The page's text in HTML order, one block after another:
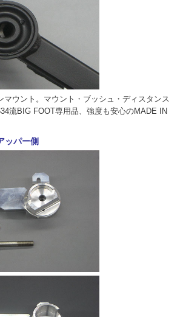
マウント。マウント・ブッシュ・ディスタンス
流BIG FOOT専用品、強度も安心のMADE IN
ッパー側